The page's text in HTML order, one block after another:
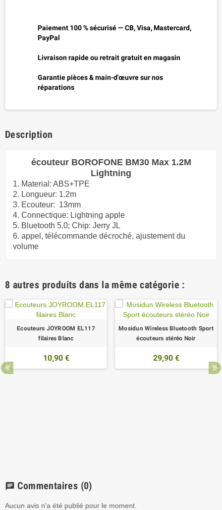
Paiement 100 % sécurisé — CB, Visa, Mastercard,
PayPal
Livraison rapide ou retrait gratuit en magasin
Garantie pièces & main-d'œuvre sur nos
réparations
Description
écouteur BOROFONE BM30 Max 1.2M
Lightning
1. Material: ABS+TPE
2. Longueur: 1.2m
3. Ecouteur: 13mm
4. Connectique: Lightning apple
5. Bluetooth 5.0; Chip: Jerry JL
6. appel, télécommande décroché, ajustement du
volume
8 autres produits dans la même catégorie :
Ecouteurs JOYROOM EL117
filaires Blanc
10,90 €
Mosidun Wireless Bluetooth Sport
écouteurs stéréo Noir
29,90 €
chat Commentaires (0)
Aucun avis n'a été publié pour le moment.